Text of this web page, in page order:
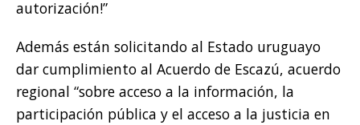
autorización!”
Además están solicitando al Estado uruguayo
dar cumplimiento al Acuerdo de Escazú, acuerdo
regional “sobre acceso a la información, la
participación pública y el acceso a la justicia en